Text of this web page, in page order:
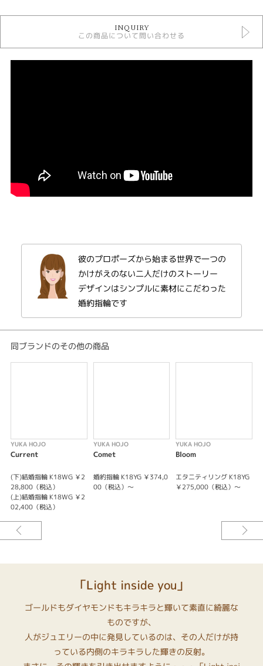
婚約指輪
YUKA HOJO婚約指輪
人気ブランド婚約指輪
婚約指輪 サイドメレ
◇◇Story◇◇
〜ものがたり〜
※選ばれる素材・ダイヤモンドグレードによって価格が変わります。
INQUIRY
この商品について問い合わせる
彼のプロポーズから始まる世界で一つの
かけがえのない二人だけのストーリー
デザインはシンプルに素材にこだわった
婚約指輪です
同ブランドのその他の商品
YUKA HOJO
Current
(下)結婚指輪 K18WG ￥2
28,800（税込）
(上)結婚指輪 K18WG ￥2
02,400（税込）
YUKA HOJO
Comet
婚約指輪 K18YG ￥374,0
00（税込）～
YUKA HOJO
Bloom
エタニティリング K18YG
￥275,000（税込）～
「Light inside you」
ゴールドもダイヤモンドもキラキラと輝いて素直に綺麗な
ものですが、
人がジュエリーの中に発見しているのは、その人だけが持
っている内側のキラキラした輝きの反射。